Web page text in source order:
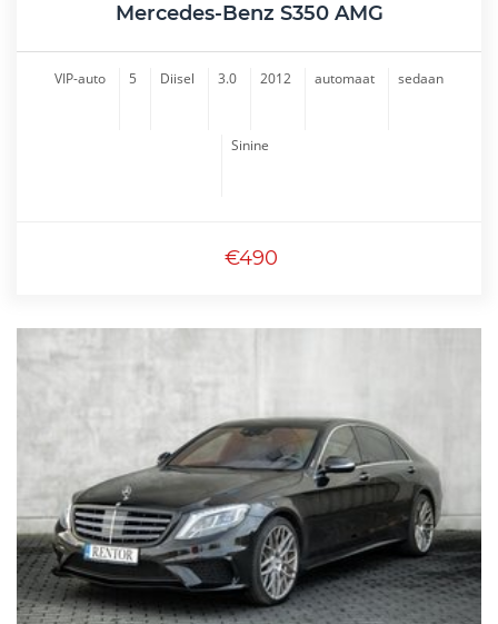
Mercedes-Benz S350 AMG
VIP-auto 5 Diisel 3.0 2012 automaat sedaan
Sinine
€490